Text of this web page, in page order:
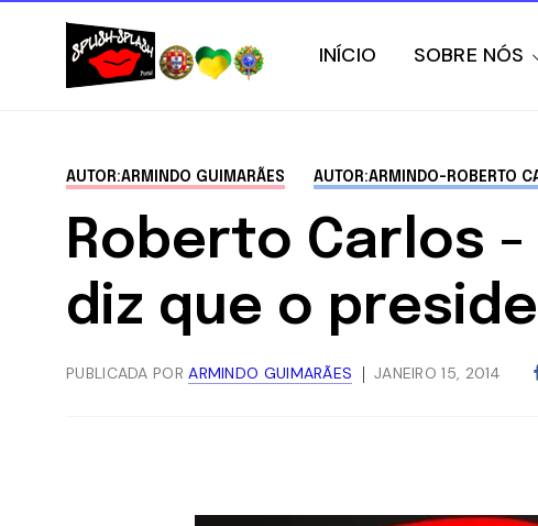
INÍCIO SOBRE NÓS
AUTOR:ARMINDO GUIMARÃES AUTOR:ARMINDO-ROBERTO
Roberto Carlos -
diz que o
PUBLICADA PORARMINDO GUIMARÃES JANEIRO 15, 2014